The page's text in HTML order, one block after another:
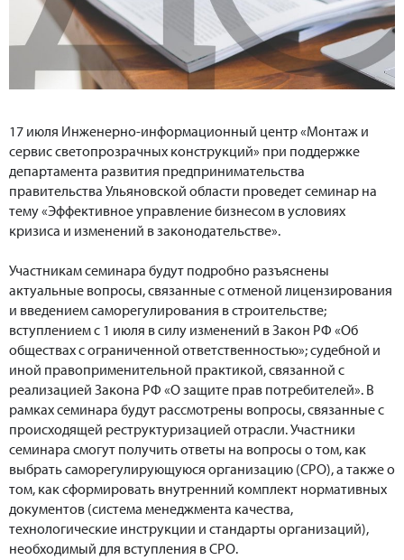
17 июля Инженерно-информационный центр «Монтаж и
сервис светопрозрачных конструкций» при поддержке
департамента развития предпринимательства
правительства Ульяновской области проведет семинар на
тему «Эффективное управление бизнесом в условиях
кризиса и изменений в законодательстве».
Участникам семинара будут подробно разъяснены
актуальные вопросы, связанные с отменой лицензирования
и введением саморегулирования в строительстве;
вступлением с 1 июля в силу изменений в Закон РФ «Об
обществах с ограниченной ответственностью»; судебной и
иной правоприменительной практикой, связанной с
реализацией Закона РФ «О защите прав потребителей». В
рамках семинара будут рассмотрены вопросы, связанные с
происходящей реструктуризацией отрасли. Участники
семинара смогут получить ответы на вопросы о том, как
выбрать саморегулирующуюся организацию (СРО), а также о
том, как сформировать внутренний комплект нормативных
документов (система менеджмента качества,
технологические инструкции и стандарты организаций),
необходимый для вступления в СРО.